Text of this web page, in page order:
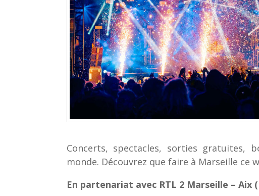
Concerts, spectacles, sorties
monde. Découvrez que faire à Marseille ce
En partenariat avec RTL 2 Marseille – Aix